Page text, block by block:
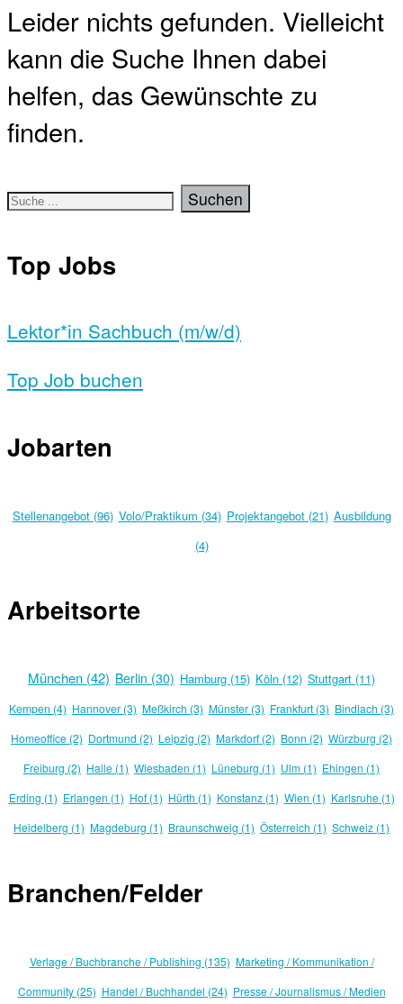
Leider nichts gefunden. Vielleicht
kann die Suche Ihnen dabei
helfen, das Gewünschte zu
finden.
Top Jobs
Lektor*in Sachbuch (m/w/d)
Top Job buchen
Jobarten
Stellenangebot (96) Volo/Praktikum (34) Projektangebot (21) Ausbildung
(4)
Arbeitsorte
München (42) Berlin (30) Hamburg (15) Köln (12) Stuttgart (11)
Kempen (4) Hannover (3) Meßkirch (3) Münster (3) Frankfurt (3) Bindlach (3)
Homeoffice (2) Dortmund (2) Leipzig (2) Markdorf (2) Bonn (2) Würzburg (2)
Freiburg (2) Halle (1) Wiesbaden (1) Lüneburg (1) Ulm (1) Ehingen (1)
Erding (1) Erlangen (1) Hof (1) Hürth (1) Konstanz (1) Wien (1) Karlsruhe (1)
Heidelberg (1) Magdeburg (1) Braunschweig (1) Österreich (1) Schweiz (1)
Branchen/Felder
Verlage / Buchbranche / Publishing (135) Marketing / Kommunikation /
Community (25) Handel / Buchhandel (24) Presse / Journalismus / Medien